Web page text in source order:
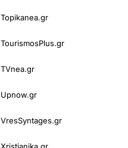
Topikanea.gr
TourismosPlus.gr
TVnea.gr
Upnow.gr
VresSyntages.gr